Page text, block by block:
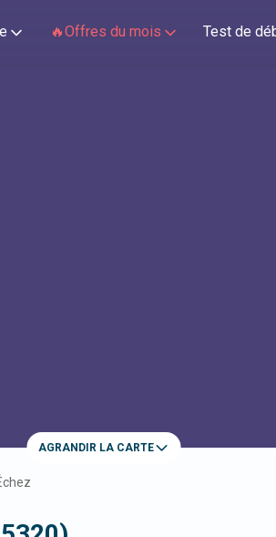
🔥Offres du mois Test de
AGRANDIR LA CARTE